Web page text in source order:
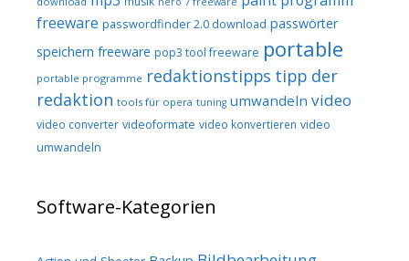
freeware passwordfinder 2.0 download passwörter
speichern freeware pop3 tool freeware portable
portable programme redaktionstipps tipp der
redaktion tools für opera tuning umwandeln video
video converter videoformate video konvertieren video
umwandeln
Software-Kategorien